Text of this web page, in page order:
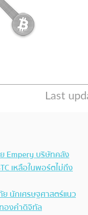
Empery บริษัทคลัง
เหลือในพอร์ตไม่ถึง
นักเศรษฐศาสตร์แนว
องคำดิจิทัล